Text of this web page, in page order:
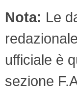
Nota: Le
ufficiale è
sezione